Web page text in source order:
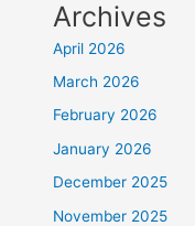
Archives
April 2026
March 2026
February 2026
January 2026
December 2025
November 2025